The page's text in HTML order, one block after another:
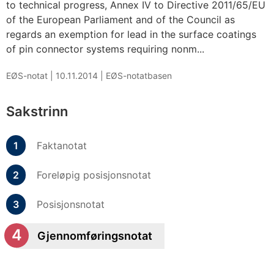
to technical progress, Annex IV to Directive 2011/65/EU
of the European Parliament and of the Council as
regards an exemption for lead in the surface coatings
of pin connector systems requiring nonm...
EØS-notat | 10.11.2014 EØS-notatbasen
Sakstrinn
Faktanotat
Foreløpig posisjonsnotat
Posisjonsnotat
Gjennomføringsnotat